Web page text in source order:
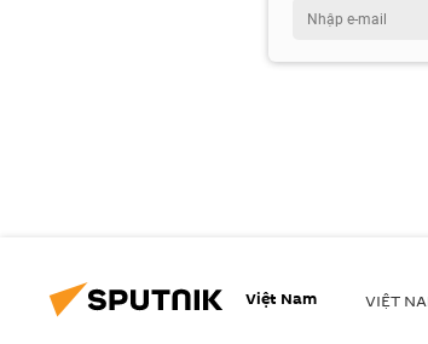
Việt Nam VIỆT